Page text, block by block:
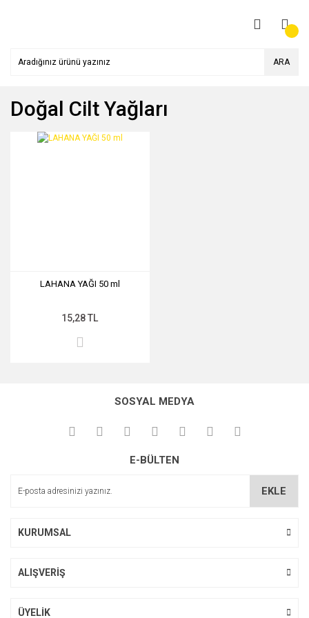
ARA
Doğal Cilt Yağları
LAHANA YAĞI 50 ml
15,28 TL
SOSYAL MEDYA
E-BÜLTEN
EKLE
KURUMSAL
ALIŞVERİŞ
ÜYELİK